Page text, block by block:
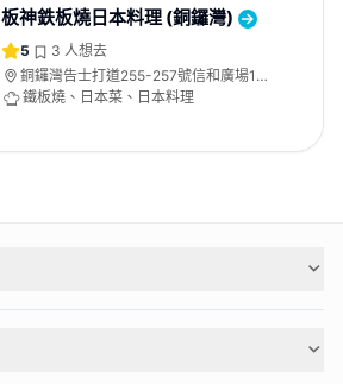
板神鉄板燒日本料理 (銅鑼灣)
5 3 人想去
銅鑼灣告士打道255-257號信和廣場1樓
103號舖
鐵板燒、日本菜、日本料理